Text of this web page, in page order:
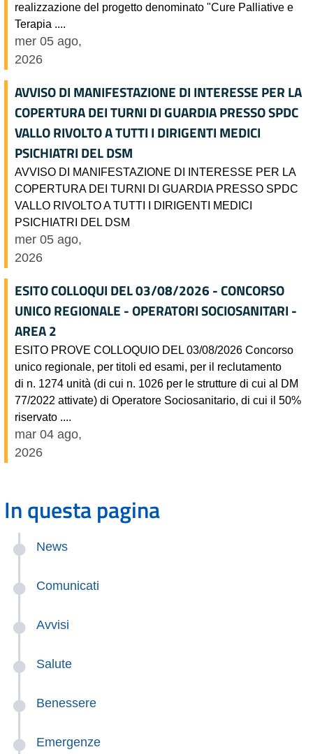
realizzazione del progetto denominato "Cure Palliative e
Terapia ....
mer 05 ago,
2026
AVVISO DI MANIFESTAZIONE DI INTERESSE PER LA
COPERTURA DEI TURNI DI GUARDIA PRESSO SPDC
VALLO RIVOLTO A TUTTI I DIRIGENTI MEDICI
PSICHIATRI DEL DSM
AVVISO DI MANIFESTAZIONE DI INTERESSE PER LA
COPERTURA DEI TURNI DI GUARDIA PRESSO SPDC
VALLO RIVOLTO A TUTTI I DIRIGENTI MEDICI
PSICHIATRI DEL DSM
mer 05 ago,
2026
ESITO COLLOQUI DEL 03/08/2026 - CONCORSO
UNICO REGIONALE - OPERATORI SOCIOSANITARI -
AREA 2
ESITO PROVE COLLOQUIO DEL 03/08/2026 Concorso
unico regionale, per titoli ed esami, per il reclutamento
di n. 1274 unità (di cui n. 1026 per le strutture di cui al DM
77/2022 attivate) di Operatore Sociosanitario, di cui il 50%
riservato ....
mar 04 ago,
2026
In questa pagina
News
Comunicati
Avvisi
Salute
Benessere
Emergenze